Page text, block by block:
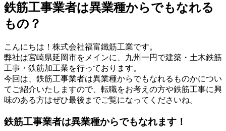
鉄筋工事業者は異業種からでもなれる
もの？
こんにちは！株式会社福富鐵筋工業です。
弊社は宮崎県延岡市をメインに、九州一円で建築・土木鉄筋
工事・鉄筋加工業を行っております。
今回は、鉄筋工事業者は異業種からでもなれるものかについ
てご紹介いたしますので、転職をお考えの方や鉄筋工事に興
味のある方はぜひ最後までご覧になってくださいね。
鉄筋工事業者は異業種からでもなれます！